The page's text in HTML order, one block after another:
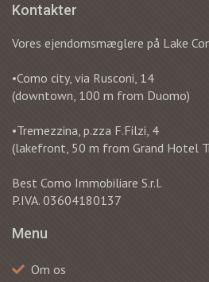
Kontakter
Vores ejendomsmæglere på Lake
•Como city, via Rusconi, 14
(downtown, 100 m from Duomo)
•Tremezzina, p.zza F.Filzi, 4
(lakefront, 50 m from Grand Hotel
Best Como Immobiliare S.r.l.
P.IVA. 03604180137
Menu
Om os